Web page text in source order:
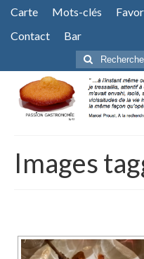
Carte Mots-clés
Contact
Bar
Rechercher
:
Images